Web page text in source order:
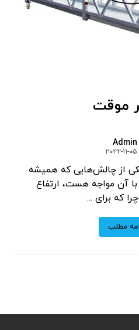
موقت
Admin
۲۰۲۲-۱۱-۰۵
از چالش‌هایی که همیشه
آن مواجه هست، ارتفاع
که برای ...
مطلب